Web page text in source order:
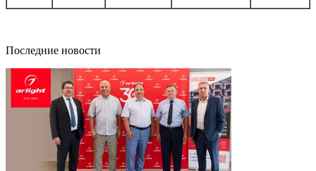
Последние новости